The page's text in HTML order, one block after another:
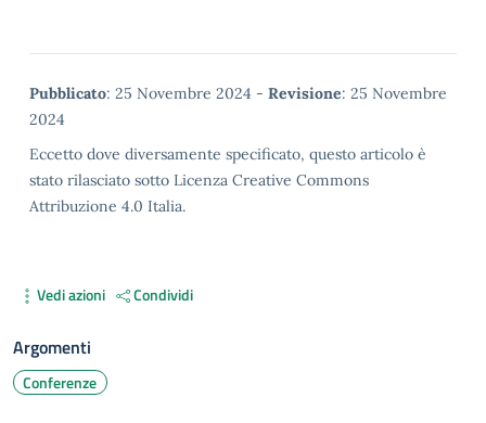
Metadata
Pubblicato: 25 Novembre 2024 - Revisione: 25 Novembre
2024
Eccetto dove diversamente specificato, questo articolo è
stato rilasciato sotto Licenza Creative Commons
Attribuzione 4.0 Italia.
Vedi azioni Condividi
Argomenti
Conferenze